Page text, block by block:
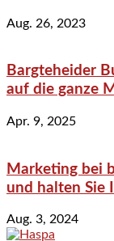
Aug. 26, 2023
Bargteheider
auf die ganze
Apr. 9, 2025
Marketing bei
und halten Sie
Aug. 3, 2024